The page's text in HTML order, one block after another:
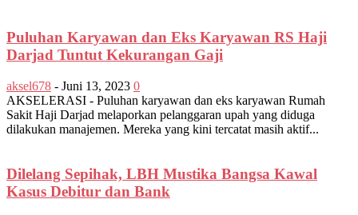
Puluhan Karyawan dan Eks Karyawan RS Haji
Darjad Tuntut Kekurangan Gaji
aksel678 - Juni 13, 2023 0
AKSELERASI - Puluhan karyawan dan eks karyawan Rumah
Sakit Haji Darjad melaporkan pelanggaran upah yang diduga
dilakukan manajemen. Mereka yang kini tercatat masih aktif...
Dilelang Sepihak, LBH Mustika Bangsa Kawal
Kasus Debitur dan Bank